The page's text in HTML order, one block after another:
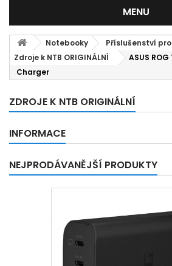
MENU
Notebooky
Příslušenství
Zdroje k NTB ORIGINÁLNÍ
ASUS
Charger
ZDROJE K NTB ORIGINÁLNÍ
INFORMACE
NEJPRODÁVANĚJŠÍ PRODUKTY